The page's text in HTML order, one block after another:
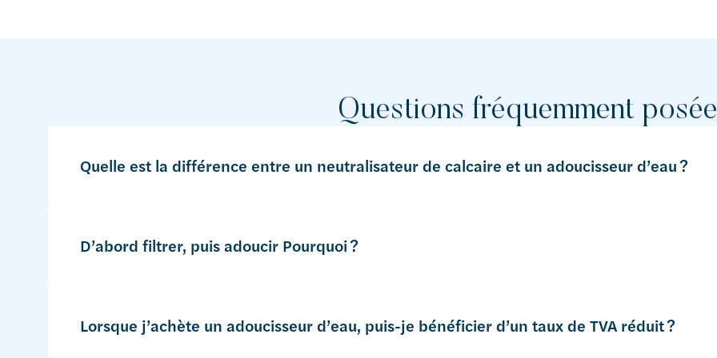
Questions fréquemment
Quelle est la différence entre un neutralisateur de calcaire et un adoucisseur d’eau ?
D’abord filtrer, puis adoucir Pourquoi ?
Lorsque j’achète un adoucisseur d’eau, puis-je bénéficier d’un taux de TVA réduit ?